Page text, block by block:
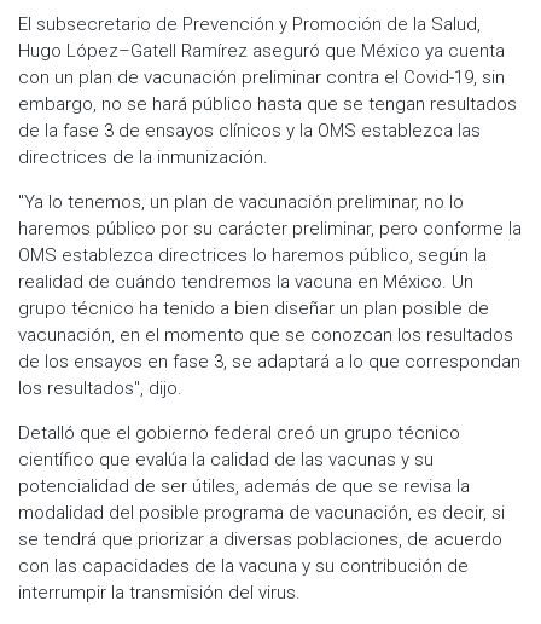
El subsecretario de Prevención y Promoción de la Salud,
Hugo López–Gatell Ramírez aseguró que México ya cuenta
con un plan de vacunación preliminar contra el Covid-19, sin
embargo, no se hará público hasta que se tengan resultados
de la fase 3 de ensayos clínicos y la OMS establezca las
directrices de la inmunización.
"Ya lo tenemos, un plan de vacunación preliminar, no lo
haremos público por su carácter preliminar, pero conforme la
OMS establezca directrices lo haremos público, según la
realidad de cuándo tendremos la vacuna en México. Un
grupo técnico ha tenido a bien diseñar un plan posible de
vacunación, en el momento que se conozcan los resultados
de los ensayos en fase 3, se adaptará a lo que correspondan
los resultados", dijo.
Detalló que el gobierno federal creó un grupo técnico
científico que evalúa la calidad de las vacunas y su
potencialidad de ser útiles, además de que se revisa la
modalidad del posible programa de vacunación, es decir, si
se tendrá que priorizar a diversas poblaciones, de acuerdo
con las capacidades de la vacuna y su contribución de
interrumpir la transmisión del virus.